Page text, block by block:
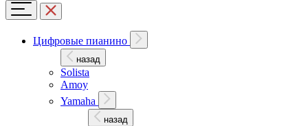
Цифровые пианино
назад
Solista
Amoy
Yamaha
назад